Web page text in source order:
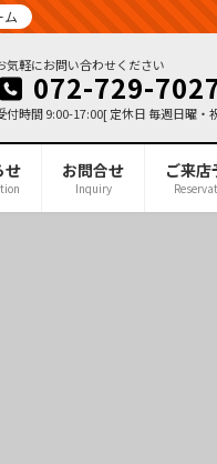
ム
気軽にお問い合わせください
072-729-
付時間 9:00-17:00[ 定休日 毎週日曜・
せ お問合せ
Inquiry
ご来店